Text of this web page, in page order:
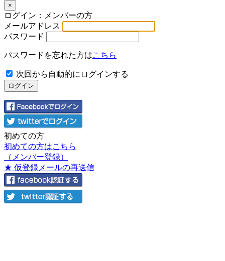
×
ログイン：メンバーの方
メールアドレス
パスワード
パスワードを忘れた方はこちら
次回から自動的にログインする
初めての方
初めての方はこちら
（メンバー登録）
★ 仮登録メールの再送信